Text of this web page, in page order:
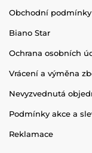
Obchodní podmínky
Biano Star
Ochrana osobních
Vrácení a výměna
Nevyzvednutá
Podmínky akce a
Reklamace